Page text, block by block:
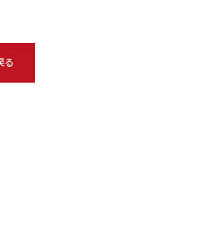
る